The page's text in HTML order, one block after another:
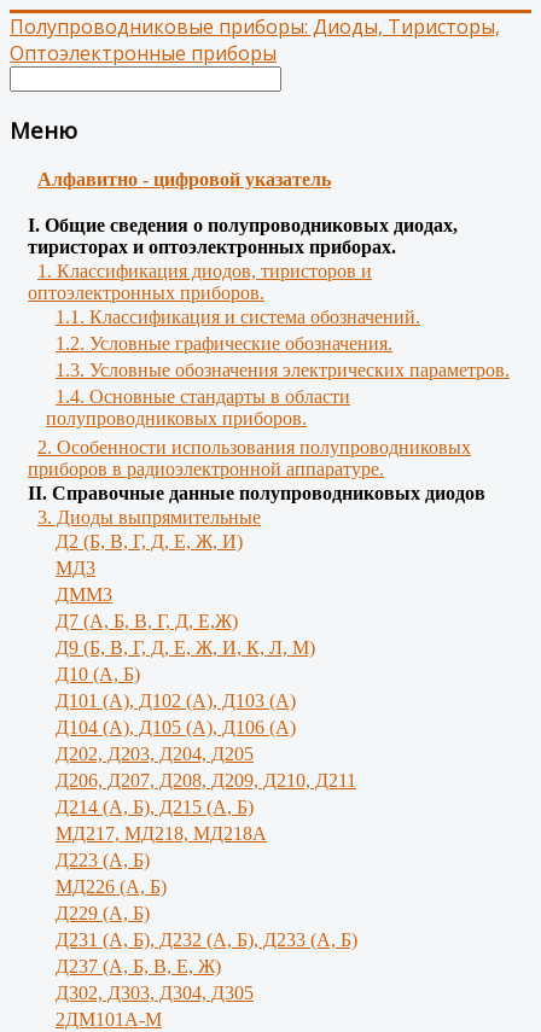
Полупроводниковые приборы: Диоды, Тиристоры,
Оптоэлектронные приборы
Меню
Алфавитно - цифровой указатель
І. Общие сведения о полупроводниковых диодах,
тиристорах и оптоэлектронных приборах.
1. Классификация диодов, тиристоров и
оптоэлектронных приборов.
1.1. Классификация и система обозначений.
1.2. Условные графические обозначения.
1.3. Условные обозначения электрических параметров.
1.4. Основные стандарты в области
полупроводниковых приборов.
2. Особенности использования полупроводниковых
приборов в радиоэлектронной аппаратуре.
II. Справочные данные полупроводниковых диодов
3. Диоды выпрямительные
Д2 (Б, В, Г, Д, Е, Ж, И)
МД3
ДММ3
Д7 (А, Б, В, Г, Д, Е,Ж)
Д9 (Б, В, Г, Д, Е, Ж, И, К, Л, М)
Д10 (А, Б)
Д101 (А), Д102 (А), Д103 (А)
Д104 (А), Д105 (А), Д106 (А)
Д202, Д203, Д204, Д205
Д206, Д207, Д208, Д209, Д210, Д211
Д214 (А, Б), Д215 (А, Б)
МД217, МД218, МД218А
Д223 (А, Б)
МД226 (А, Б)
Д229 (А, Б)
Д231 (А, Б), Д232 (А, Б), Д233 (А, Б)
Д237 (А, Б, В, Е, Ж)
Д302, Д303, Д304, Д305
2ДМ101А-М